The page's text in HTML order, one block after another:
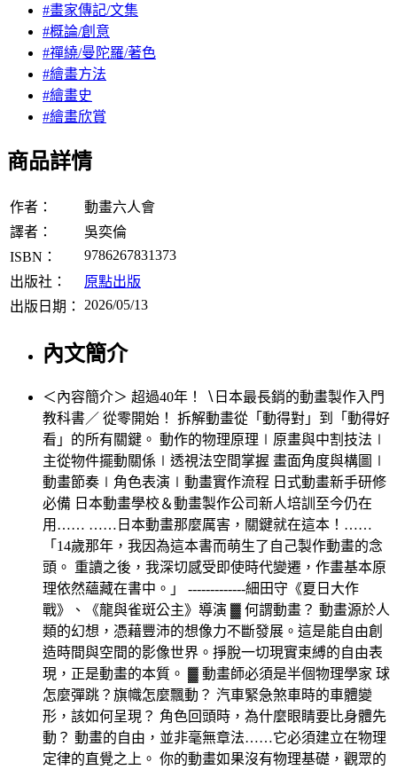
#畫家傳記/文集
#概論/創意
#禪繞/曼陀羅/著色
#繪畫方法
#繪畫史
#繪畫欣賞
商品詳情
作者：
動畫六人會
譯者：
吳奕倫
ISBN：
9786267831373
出版社：
原點出版
出版日期：
2026/05/13
內文簡介
＜內容簡介＞ 超過40年！ ∖日本最長銷的動畫製作入門
教科書／ 從零開始！ 拆解動畫從「動得對」到「動得好
看」的所有關鍵。 動作的物理原理∣原畫與中割技法∣
主從物件擺動關係∣透視法空間掌握 畫面角度與構圖∣
動畫節奏∣角色表演∣動畫實作流程 日式動畫新手研修
必備 日本動畫學校＆動畫製作公司新人培訓至今仍在
用…… ……日本動畫那麼厲害，關鍵就在這本！……
「14歲那年，我因為這本書而萌生了自己製作動畫的念
頭。 重讀之後，我深切感受即使時代變遷，作畫基本原
理依然蘊藏在書中。」 -------------細田守《夏日大作
戰》、《龍與雀斑公主》導演 ▓ 何謂動畫？ 動畫源於人
類的幻想，憑藉豐沛的想像力不斷發展。這是能自由創
造時間與空間的影像世界。掙脫一切現實束縛的自由表
現，正是動畫的本質。 ▓ 動畫師必須是半個物理學家 球
怎麼彈跳？旗幟怎麼飄動？ 汽車緊急煞車時的車體變
形，該如何呈現？ 角色回頭時，為什麼眼睛要比身體先
動？ 動畫的自由，並非毫無章法……它必須建立在物理
定律的直覺之上。 你的動畫如果沒有物理基礎，觀眾的